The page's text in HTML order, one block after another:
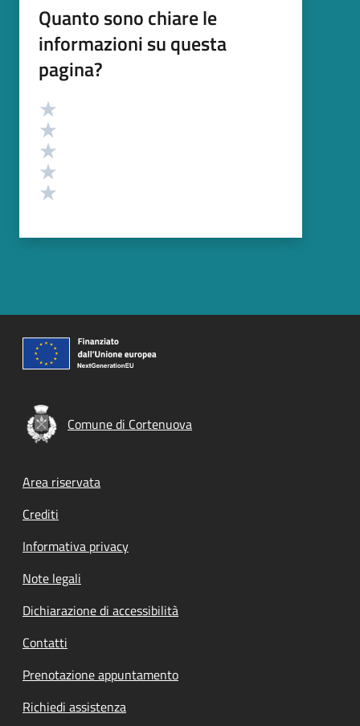
Quanto sono chiare le
informazioni su questa
pagina?
Valutazione
Comune di Cortenuova
Footer menu
Area riservata
Crediti
Informativa privacy
Note legali
Dichiarazione di accessibilità
Contatti
Prenotazione appuntamento
Richiedi assistenza